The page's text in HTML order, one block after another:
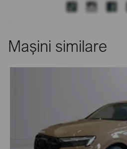
Mașini similare